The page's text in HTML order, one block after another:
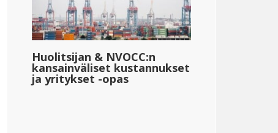
Huolitsijan & NVOCC:n
kansainväliset kustannukset
ja yritykset -opas